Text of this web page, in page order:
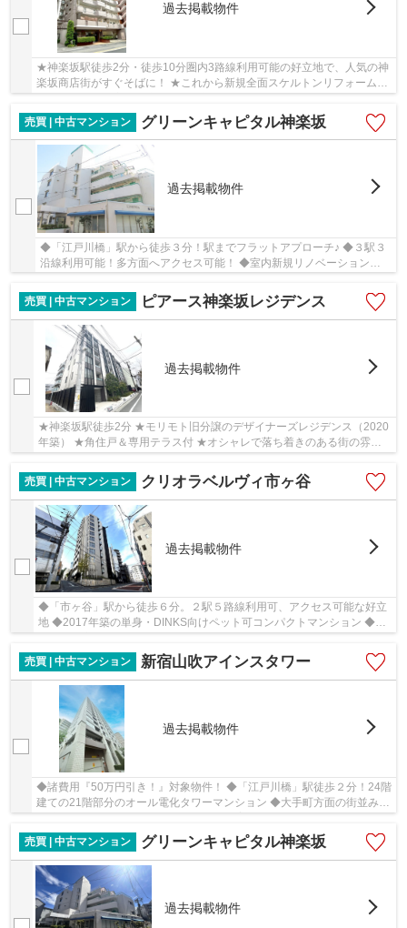
過去掲載物件
★神楽坂駅徒歩2分・徒歩10分圏内3路線利用可能の好立地で、人気の神
楽坂商店街がすぐそばに！ ★これから新規全面スケルトンリフォームを
行いますので、室内・床下が全て新品のような状...
売買 | 中古マンション
グリーンキャピタル神楽坂
過去掲載物件
◆「江戸川橋」駅から徒歩３分！駅までフラットアプローチ♪ ◆３駅３
沿線利用可能！多方面へアクセス可能！ ◆室内新規リノベーション
売買 | 中古マンション
ピアース神楽坂レジデンス
過去掲載物件
★神楽坂駅徒歩2分 ★モリモト旧分譲のデザイナーズレジデンス（2020
年築） ★角住戸＆専用テラス付 ★オシャレで落ち着きのある街の雰囲
売買 | 中古マンション
クリオラベルヴィ市ヶ谷
過去掲載物件
◆「市ヶ谷」駅から徒歩６分。２駅５路線利用可、アクセス可能な好立
地 ◆2017年築の単身・DINKS向けペット可コンパクトマンション ◆南
売買 | 中古マンション
新宿山吹アインスタワー
過去掲載物件
◆諸費用『50万円引き！』対象物件！ ◆「江戸川橋」駅徒歩２分！24階
建ての21階部分のオール電化タワーマンション ◆大手町方面の街並みが
売買 | 中古マンション
グリーンキャピタル神楽坂
過去掲載物件